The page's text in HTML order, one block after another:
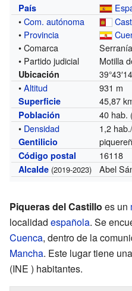
País
•Com. autónoma
• Provincia
• Comarca
• Partido judicial
Motilla
Ubicación
•Altitud 931 m
Superficie 45,87
Población 40 hab.
• Densidad 1,2
Gentilicio
Código postal 16118
Alcalde (2019-2023) Abel
Piqueras del Castillo es un
localidad española. Se
Cuenca, dentro de la
Mancha. Este lugar tiene
(INE ) habitantes.